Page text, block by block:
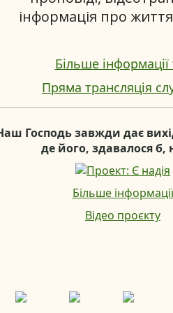
інформація про
Більше інформації
Пряма трансляція
Господь завжди дає
де його, здавалося б,
Більше інформації
Відео проєкту